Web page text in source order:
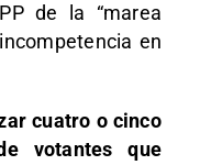
de la “marea
en
cuatro o cinco
votantes que